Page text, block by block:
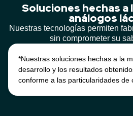
Soluciones hechas a
análogos
Nuestras tecnologías permiten
sin comprometer su
*Nuestras soluciones hechas a la
desarrollo y los resultados
conforme a las particularidades de